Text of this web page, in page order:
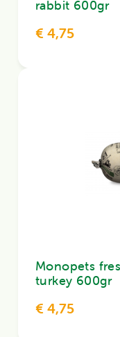
rabbit 600gr
€ 4,75
Monopets
turkey 600gr
€ 4,75